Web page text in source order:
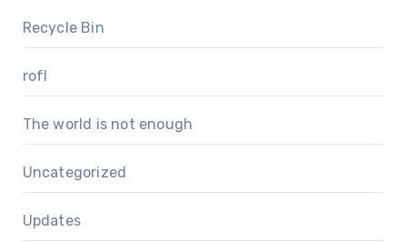
Recycle Bin
rofl
The world is not enough
Uncategorized
Updates